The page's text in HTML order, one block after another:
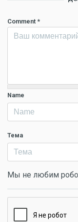
Comment *
Name
Тема
Мы не любим